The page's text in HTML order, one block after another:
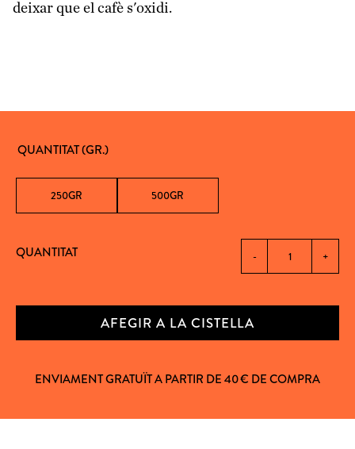
deixar que el cafè s'oxidi.
QUANTITAT (GR.)
250GR 500GR
QUANTITAT - +
AFEGIR A LA CISTELLA
ENVIAMENT GRATUÏT A PARTIR DE 40 € DE COMPRA